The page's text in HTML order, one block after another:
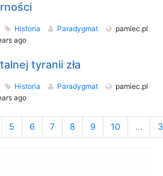
Historia Paradygmat
pamiec.pl
ago
tyranii zła
Historia Paradygmat
pamiec.pl
ago
5 6 7 8 9 10 ...